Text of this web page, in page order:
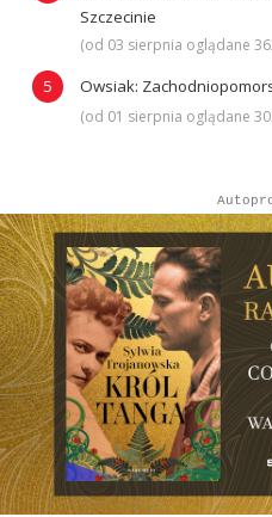
Szczecinie
(od 03 sierpnia oglądane
Owsiak:
(od 01 sierpnia oglądane